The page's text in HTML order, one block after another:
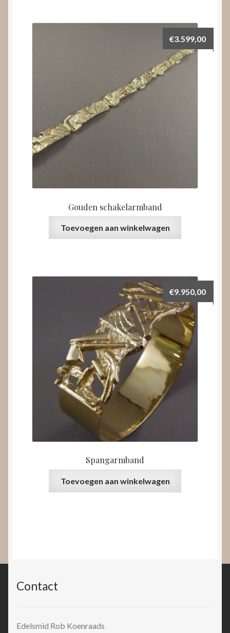
Gouden schakelarmband
€3.599,00
Toevoegen aan winkelwagen
Spangarmband
€9.950,00
Toevoegen aan winkelwagen
Contact
Edelsmid Rob Koenraads